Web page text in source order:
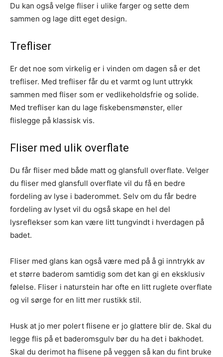
Du kan også velge fliser i ulike farger og sette dem
sammen og lage ditt eget design.
Trefliser
Er det noe som virkelig er i vinden om dagen så er det
trefliser. Med trefliser får du et varmt og lunt uttrykk
sammen med fliser som er vedlikeholdsfrie og solide.
Med trefliser kan du lage fiskebensmønster, eller
flislegge på klassisk vis.
Fliser med ulik overflate
Du får fliser med både matt og glansfull overflate. Velger
du fliser med glansfull overflate vil du få en bedre
fordeling av lyse i baderommet. Selv om du får bedre
fordeling av lyset vil du også skape en hel del
lysreflekser som kan være litt tungvindt i hverdagen på
badet.
Fliser med glans kan også være med på å gi inntrykk av
et større baderom samtidig som det kan gi en eksklusiv
følelse. Fliser i naturstein har ofte en litt ruglete overflate
og vil sørge for en litt mer rustikk stil.
Husk at jo mer polert flisene er jo glattere blir de. Skal du
legge flis på et baderomsgulv bør du ha det i bakhodet.
Skal du derimot ha flisene på veggen så kan du fint bruke